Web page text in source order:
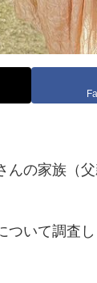
んの家族（
ついて調査